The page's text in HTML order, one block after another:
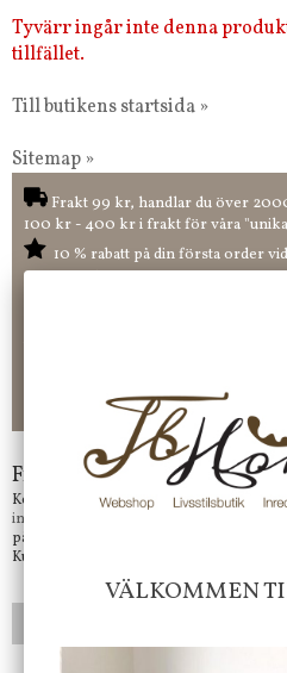
Tyvärr ingår inte denna
tillfället.
Till butikens startsida »
Sitemap »
Frakt 99 kr, handlar du över
100 kr - 400 kr i frakt för våra
10 % rabatt på din första order
pop-up ruta
Nöjda kunder och strävar efter
-ligt Tack för att just Du tittar
Frågor?
Kontakta oss på
info@jbhome.se
på mail så fort vi kan.
Kundtjänst telefontid öppet vardagar
VÄLKOMMEN